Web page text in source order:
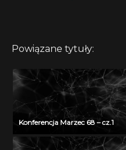
Powiązane tytuły:
Konferencja Marzec 68 – cz.1